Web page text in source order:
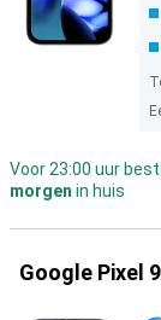
Voor 23:00 uur
morgen in huis
Google Pixel